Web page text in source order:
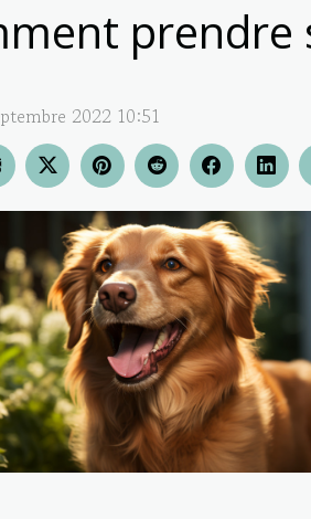
prendre
2022 10:51